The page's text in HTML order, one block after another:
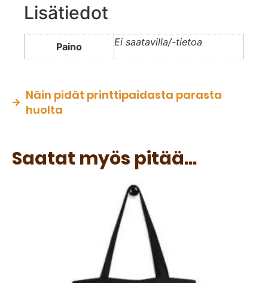
Lisätiedot
Paino Ei saatavilla/-tietoa
Näin pidät printtipaidasta parasta
huolta
Saatat myös pitää...